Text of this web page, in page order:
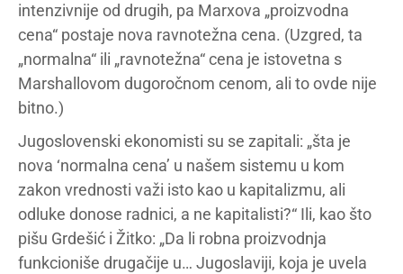
intenzivnije od drugih, pa Marxova „proizvodna
cena“ postaje nova ravnotežna cena. (Uzgred, ta
„normalna“ ili „ravnotežna“ cena je istovetna s
Marshallovom dugoročnom cenom, ali to ovde nije
bitno.)
Jugoslovenski ekonomisti su se zapitali: „šta je
nova ‘normalna cena’ u našem sistemu u kom
zakon vrednosti važi isto kao u kapitalizmu, ali
odluke donose radnici, a ne kapitalisti?“ Ili, kao što
pišu Grdešić i Žitko: „Da li robna proizvodnja
funkcioniše drugačije u… Jugoslaviji, koja je uvela